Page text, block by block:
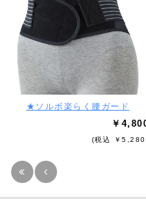
★ソルボ楽らく腰ガード
￥
(税込 ￥